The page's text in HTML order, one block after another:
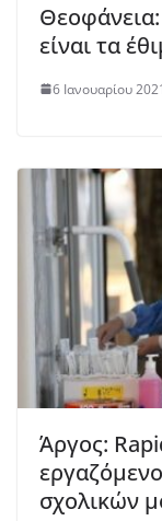
Θεοφάνεια:
είναι τα
6 Ιανουαρίου
Άργος:
σχολικών